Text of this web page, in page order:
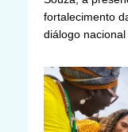
fortalecimento
diálogo